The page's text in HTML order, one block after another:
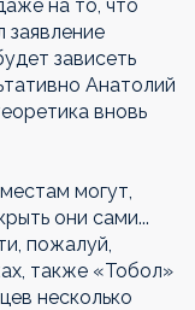
на то, что
заявление
зависеть
Анатолий
вновь
могут,
они сами...
пожалуй,
также «Тобол»
несколько